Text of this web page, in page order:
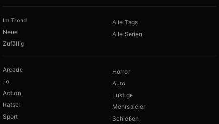
Im Trend
Neue
Zufällig
Alle Tags
Alle Serien
Arcade
.io
Action
Rätsel
Sport
Horror
Auto
Lustige
Mehrspieler
Schießen